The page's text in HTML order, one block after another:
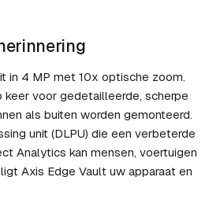
in 4 MP met 10x optische zoom.
voor gedetailleerde, scherpe
als buiten worden gemonteerd.
unit (DLPU) die een verbeterde
Analytics kan mensen, voertuigen
Axis Edge Vault uw apparaat en